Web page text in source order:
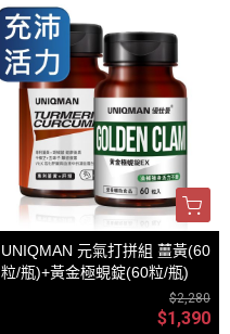
UNIQMAN 元氣打拼組 薑黃(60
粒/瓶)+黃金極蜆錠(60粒/瓶)
$2,280
$1,390